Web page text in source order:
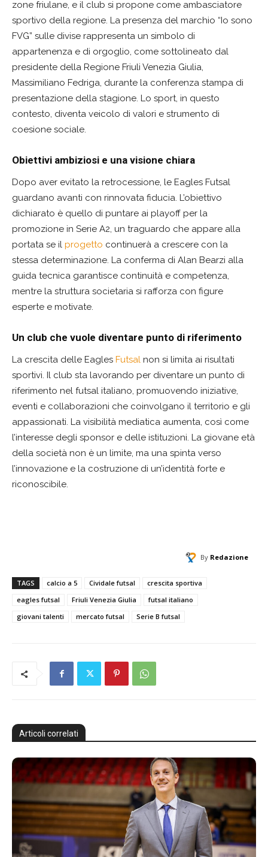
zone friulane, e il club si propone come ambasciatore
sportivo della regione. La presenza del marchio “Io sono
FVG” sulle divise rappresenta un simbolo di
appartenenza e di orgoglio, come sottolineato dal
presidente della Regione Friuli Venezia Giulia,
Massimiliano Fedriga, durante la conferenza stampa di
presentazione della stagione. Lo sport, in questo
contesto, diventa veicolo di valori e strumento di
coesione sociale.
Obiettivi ambiziosi e una visione chiara
Dopo aver evitato la retrocessione, le Eagles Futsal
guardano avanti con rinnovata fiducia. L’obiettivo
dichiarato è quello di puntare ai playoff per la
promozione in Serie A2, un traguardo che appare alla
portata se il progetto continuerà a crescere con la
stessa determinazione. La conferma di Alan Bearzi alla
guida tecnica garantisce continuità e competenza,
mentre la struttura societaria si rafforza con figure
esperte e motivate.
Un club che vuole diventare punto di riferimento
La crescita delle Eagles Futsal non si limita ai risultati
sportivi. Il club sta lavorando per diventare un punto di
riferimento nel futsal italiano, promuovendo iniziative,
eventi e collaborazioni che coinvolgano il territorio e gli
appassionati. La visibilità mediatica aumenta, così come
l’interesse degli sponsor e delle istituzioni. La giovane età
della società non è un limite, ma una spinta verso
l’innovazione e la costruzione di un’identità forte e
riconoscibile.
By Redazione
TAGS calcio a 5 Cividale futsal
crescita sportiva
eagles futsal
Friuli Venezia Giulia
futsal italiano
giovani talenti
mercato futsal Serie B futsal
Articoli correlati